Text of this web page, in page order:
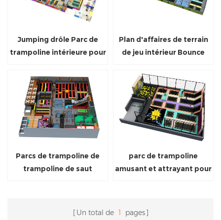
Jumping drôle Parc de
trampoline intérieure pour
Plan d'affaires de terrain
de jeu intérieur Bounce
Parcs de trampoline de
trampoline de saut
parc de trampoline
amusant et attrayant pour
Un total de 1 pages